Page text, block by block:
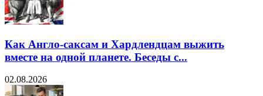
Как Англо-саксам и Хардлендцам выжить
вместе на одной планете. Беседы с...
02.08.2026